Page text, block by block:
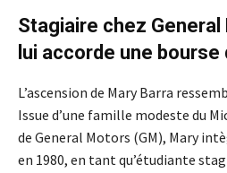
Stagiaire chez
lui accorde une bourse
L’ascension de Mary Barra
Issue d’une famille modeste du
de General Motors (GM), Mary
en 1980, en tant qu’étudiante